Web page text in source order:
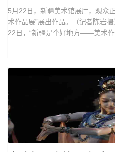
5月22日，新疆美术馆展厅，观
术作品展”展出作品。（记者陈岩
22日，“新疆是个好地方——美术作